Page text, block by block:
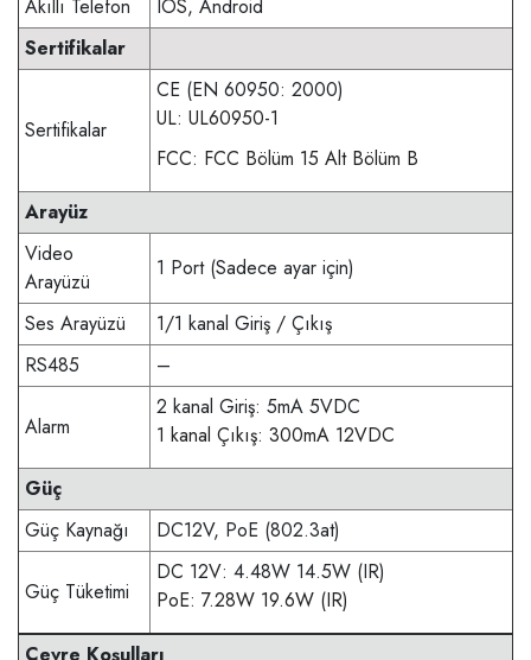
Akıllı Telefon
IOS, Android
Sertifikalar
Sertifikalar
CE (EN 60950: 2000)
UL: UL60950-1
FCC: FCC Bölüm 15 Alt Bölüm B
Arayüz
Video
Arayüzü
1 Port (Sadece ayar için)
Ses Arayüzü
1/1 kanal Giriş / Çıkış
RS485
–
Alarm
2 kanal Giriş: 5mA 5VDC
1 kanal Çıkış: 300mA 12VDC
Güç
Güç Kaynağı
DC12V, PoE (802.3at)
Güç Tüketimi
DC 12V: 4.48W 14.5W (IR)
PoE: 7.28W 19.6W (IR)
Çevre Koşulları